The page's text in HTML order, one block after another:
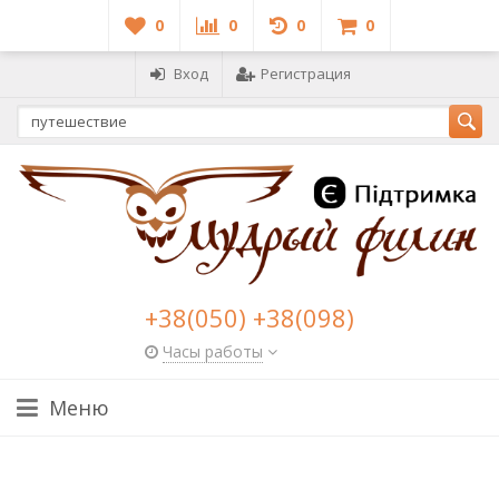
0 0 0 0
Вход Регистрация
+38(050) +38(098)
Часы работы
Меню